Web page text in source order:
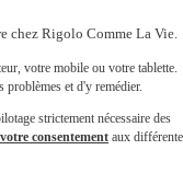
chez Rigolo Comme La Vie.
votre mobile ou votre tablette.
problèmes et d'y remédier.
strictement nécessaire des
consentement aux